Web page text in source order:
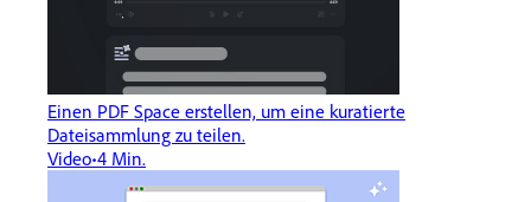
Einen PDF Space erstellen, um eine kuratierte
Dateisammlung zu teilen.
Video 4 Min.